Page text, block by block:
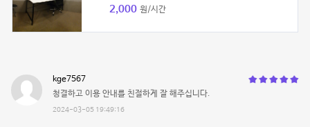
2,000 원/시간
kge7567
청결하고 이용 안내를 친절하게 잘 해주십니다.
2024-03-05 19:49:16